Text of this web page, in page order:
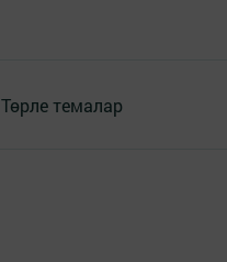
Төрле темалар